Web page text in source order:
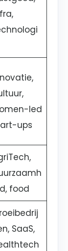
led
ups
food
SaaS,